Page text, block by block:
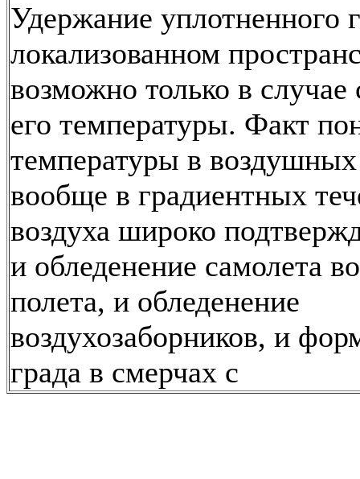
Удержание уплотненного
локализованном
возможно только в
его температуры. Факт
температуры в
вообще в градиентных
воздуха широко
и обледенение самолета
полета, и обледенение
воздухозаборников, и
града в смерчах с